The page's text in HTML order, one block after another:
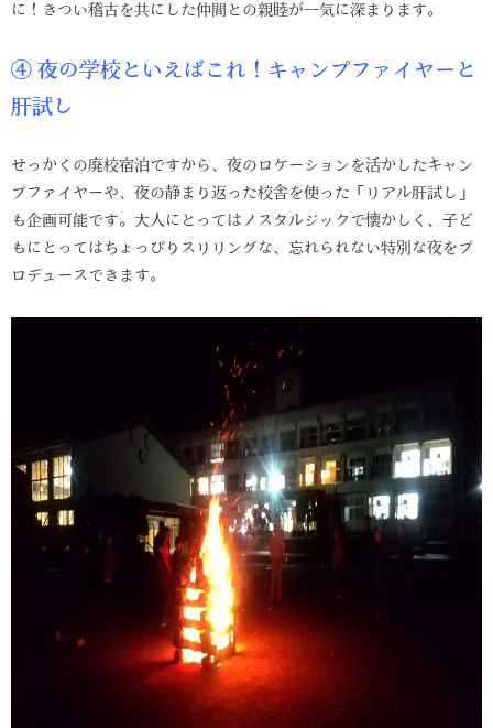
に！きつい稽古を共にした仲間との親睦が一気に深まります。
④ 夜の学校といえばこれ！キャンプファイヤーと
肝試し
せっかくの廃校宿泊ですから、夜のロケーションを活かしたキャン
プファイヤーや、夜の静まり返った校舎を使った「リアル肝試し」
も企画可能です。大人にとってはノスタルジックで懐かしく、子ど
もにとってはちょっぴりスリリングな、忘れられない特別な夜をプ
ロデュースできます。